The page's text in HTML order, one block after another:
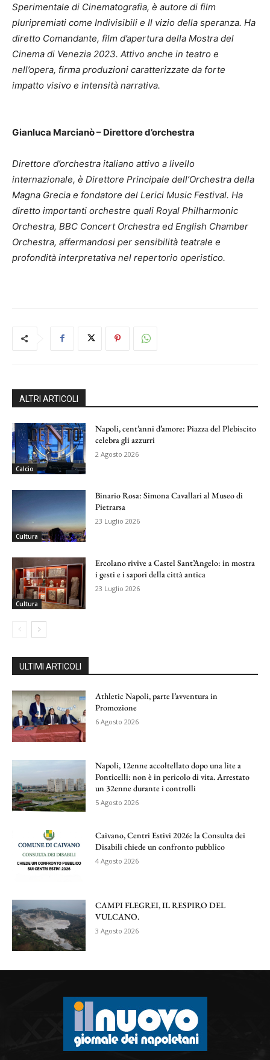
Sperimentale di Cinematografia, è autore di film
pluripremiati come Indivisibili e Il vizio della speranza. Ha
diretto Comandante, film d’apertura della Mostra del
Cinema di Venezia 2023. Attivo anche in teatro e
nell’opera, firma produzioni caratterizzate da forte
impatto visivo e intensità narrativa.
Gianluca Marcianò – Direttore d’orchestra
Direttore d’orchestra italiano attivo a livello
internazionale, è Direttore Principale dell’Orchestra della
Magna Grecia e fondatore del Lerici Music Festival. Ha
diretto importanti orchestre quali Royal Philharmonic
Orchestra, BBC Concert Orchestra ed English Chamber
Orchestra, affermandosi per sensibilità teatrale e
profondità interpretativa nel repertorio operistico.
ALTRI ARTICOLI
Calcio
Napoli, cent’anni d’amore: Piazza del Plebiscito
celebra gli azzurri
2 Agosto 2026
Cultura
Binario Rosa: Simona Cavallari al Museo di
Pietrarsa
23 Luglio 2026
Cultura
Ercolano rivive a Castel Sant’Angelo: in mostra
i gesti e i sapori della città antica
23 Luglio 2026
ULTIMI ARTICOLI
Athletic Napoli, parte l’avventura in
Promozione
6 Agosto 2026
Napoli, 12enne accoltellato dopo una lite a
Ponticelli: non è in pericolo di vita. Arrestato
un 32enne durante i controlli
5 Agosto 2026
Caivano, Centri Estivi 2026: la Consulta dei
Disabili chiede un confronto pubblico
4 Agosto 2026
CAMPI FLEGREI, IL RESPIRO DEL
VULCANO.
3 Agosto 2026